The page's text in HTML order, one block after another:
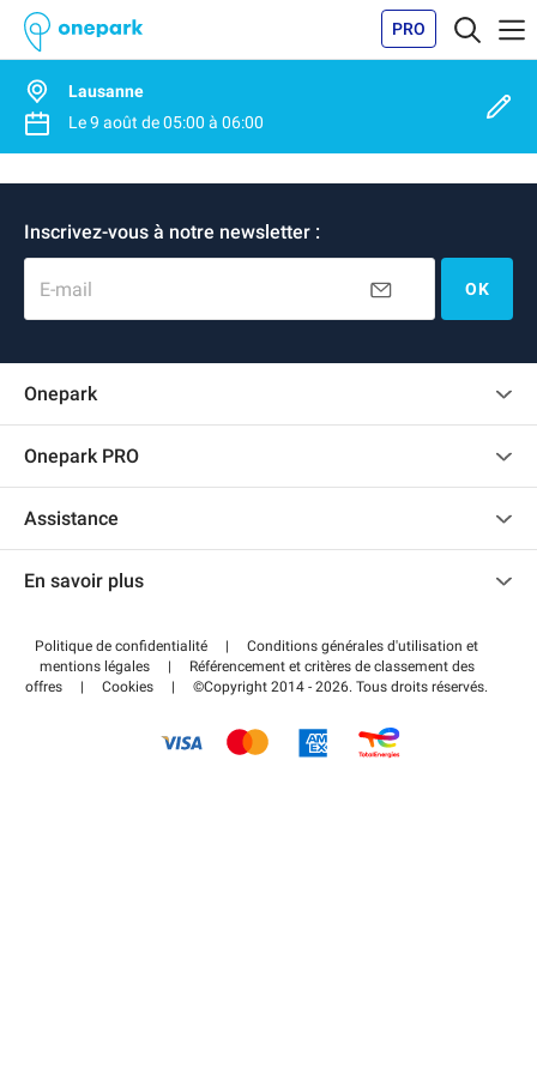
PRO
Lausanne
Le9 août de05:00 à 06:00
Inscrivez-vous à notre newsletter :
E-mail OK
Onepark
Recrutement
Onepark PRO
Accéder à mon espace partenaire
Assistance
Centre d'aide
Régler votre stationnement FLOW
En savoir plus
Wiki
Guide du stationnement
Politique de confidentialité |
Conditions générales d'utilisation et
mentions légales
|
Référencement et critères de classement des
offres
| Cookies | ©Copyright 2014 - 2026. Tous droits réservés.